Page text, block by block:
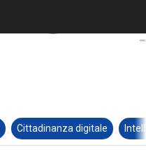
Cittadinanza digitale